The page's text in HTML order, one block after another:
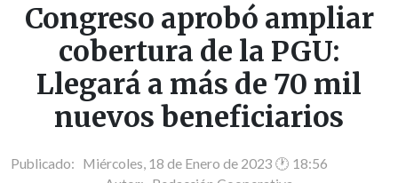
Congreso aprobó ampliar
cobertura de la PGU:
Llegará a más de 70 mil
nuevos beneficiarios
Publicado: Miércoles, 18 de Enero de 2023 🕐 18:56